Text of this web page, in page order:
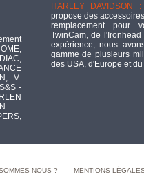
V-
-
-
HARLEY DAVIDSON :
propose des
remplacement pour
TwinCam, de
expérience, nous
gamme de plusieurs
des USA, d'Europe et
NOUS ? MENTIONS